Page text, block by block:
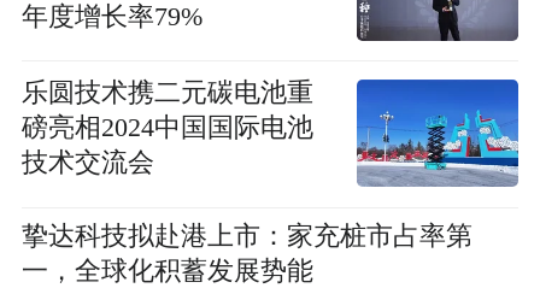
年度增长率79%
乐圆技术携二元碳电池重
磅亮相2024中国国际电池
技术交流会
挚达科技拟赴港上市：家充桩市占率第
一，全球化积蓄发展势能